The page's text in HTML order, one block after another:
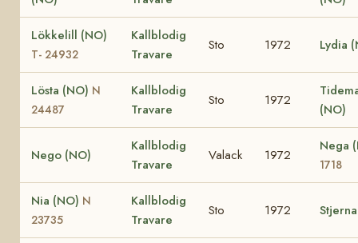
Lökkelill (NO)
T- 24932
Kallblodig
Travare
Sto 1972 Lydia
Lösta (NO) N
24487
Kallblodig
Travare
Sto 1972
(NO)
Nego (NO)
Kallblodig
Travare
Valack 1972
Nega
1718
Nia (NO) N
23735
Kallblodig
Travare
Sto 1972